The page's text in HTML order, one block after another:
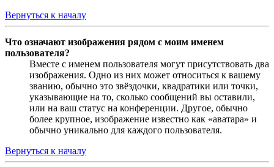
Вернуться к началу
Что означают изображения рядом с моим именем
пользователя?
Вместе с именем пользователя могут присутствовать два
изображения. Одно из них может относиться к вашему
званию, обычно это звёздочки, квадратики или точки,
указывающие на то, сколько сообщений вы оставили,
или на ваш статус на конференции. Другое, обычно
более крупное, изображение известно как «аватара» и
обычно уникально для каждого пользователя.
Вернуться к началу